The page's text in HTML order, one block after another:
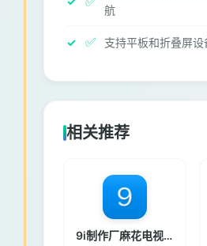
航
✅ 支持平板和折叠屏
相关推荐
9i制作厂麻花电视剧免费的最新版下载